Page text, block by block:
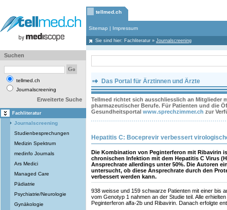
tellmed.ch
Sitemap | Impressum
Sie sind hier: Fachliteratur » Journalscreening
Suchen
tellmed.ch
Journalscreening
Erweiterte Suche
Fachliteratur
Journalscreening
Studienbesprechungen
Medizin Spektrum
medinfo Journals
Ars Medici
Managed Care
Pädiatrie
Psychiatrie/Neurologie
Gynäkologie
Das Portal für Ärztinnen und Ärzte
Tellmed richtet sich ausschliesslich an Mitglieder
pharmazeutischer Berufe. Für Patienten und die
Gesundheitsportal www.sprechzimmer.ch zur
Hepatitis C: Boceprevir verbessert
Die Kombination von Peginterferon mit Ribavirin
chronischen Infektion mit dem Hepatitis C Virus
Ansprechrate allerdings unter 50%. Die Autoren
untersucht, ob diese Ansprechrate durch den
verbessert werden kann.
938 weisse und 159 schwarze Patienten mit einer bis
vom Genotyp 1 nahmen an der Studie teil. Alle
Peginterferon alfa-2b und Ribavirin. Danach erfolgte